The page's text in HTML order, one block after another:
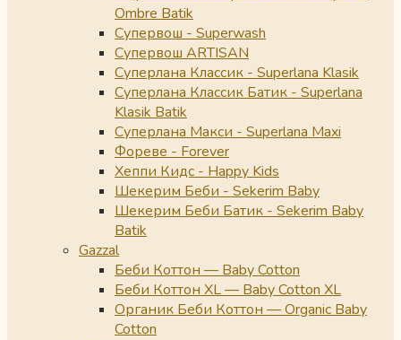
Ombre Batik
Супервош - Superwash
Супервош ARTISAN
Суперлана Классик - Superlana Klasik
Суперлана Классик Батик - Superlana
Klasik Batik
Суперлана Макси - Superlana Maxi
Фореве - Forever
Хеппи Кидс - Happy Kids
Шекерим Беби - Sekerim Baby
Шекерим Беби Батик - Sekerim Baby
Batik
Gazzal
Беби Коттон — Baby Cotton
Беби Коттон XL — Baby Cotton XL
Органик Беби Коттон — Organic Baby
Cotton